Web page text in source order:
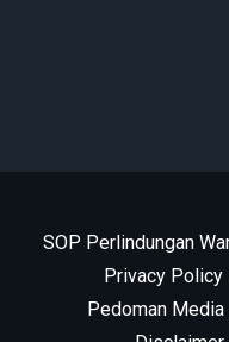
SOP Perlindungan
Privacy Policy
Pedoman Media